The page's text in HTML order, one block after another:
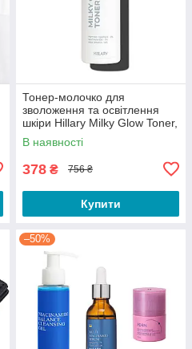
Тонер-молочко для
зволоження та освітлення
шкіри Hillary Milky Glow Toner,
100 мл
В наявності
378 ₴ 756 ₴
Купити
–50%